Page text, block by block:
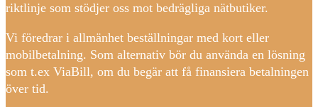
riktlinje som stödjer oss mot bedrägliga nätbutiker.
Vi föredrar i allmänhet beställningar med kort eller
mobilbetalning. Som alternativ bör du använda en lösning
som t.ex ViaBill, om du begär att få finansiera betalningen
över tid.